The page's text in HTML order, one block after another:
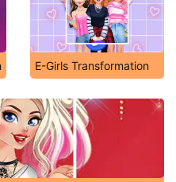
E-Girls Transformation